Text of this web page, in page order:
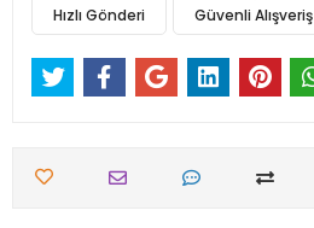
Hızlı Gönderi Güvenli Alışveriş